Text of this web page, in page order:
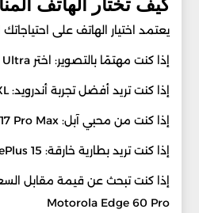
كيف تختار الهاتف
يعتمد اختيار الهاتف على
إذا كنت مهتمًا بالتصوير: اختر Xiaomi 17 Ultra
إذا كنت تريد أفضل تجربة أندرويد: Pixel 10 Pro XL
إذا كنت من محبي آبل: iPhone 17 Pro Max
إذا كنت تريد بطارية خارقة: OnePlus 15
Motorola Edge 60 Pro